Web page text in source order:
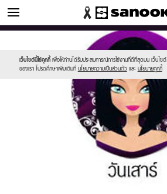
ดูดวง
เว็บไซต์นี้ใช้คุกกี้ เพื่อให้ท่านได้รับประสบการณ์การใช้งานที่ดีที่สุดบน เว็บไซต์
ของเรา โปรดศึกษาเพิ่มเติมที่ นโยบายความเป็นส่วนตัว และ นโยบายคุกกี้
//s.isanook.com/sr/0/images/logo-
sanook.png
//s.isanook.com/ho/0/ud/14/74061/170-